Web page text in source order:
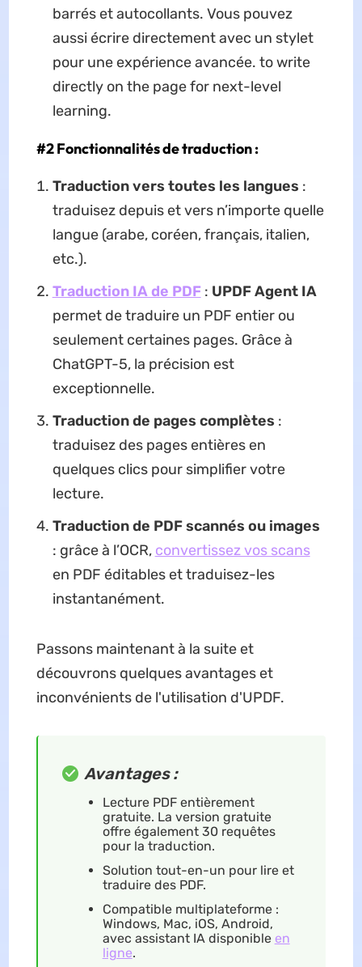
barrés et autocollants. Vous pouvez
aussi écrire directement avec un stylet
pour une expérience avancée. to write
directly on the page for next-level
learning.
#2Fonctionnalités de traduction :
Traduction vers toutes les langues :
traduisez depuis et vers n’importe quelle
langue (arabe, coréen, français, italien,
etc.).
Traduction IA de PDF: UPDF Agent IA
permet de traduire un PDF entier ou
seulement certaines pages. Grâce à
ChatGPT-5, la précision est
exceptionnelle.
Traduction de pages complètes :
traduisez des pages entières en
quelques clics pour simplifier votre
lecture.
Traduction de PDF scannés ou images
: grâce à l’OCR, convertissez vos scans
en PDF éditables et traduisez-les
instantanément.
Passons maintenant à la suite et
découvrons quelques avantages et
inconvénients de l'utilisation d'UPDF.
Avantages :
Lecture PDF entièrement
gratuite. La version gratuite
offre également 30 requêtes
pour la traduction.
Solution tout-en-un pour lire et
traduire des PDF.
Compatible multiplateforme :
Windows, Mac, iOS, Android,
avec assistant IA disponible en
ligne.